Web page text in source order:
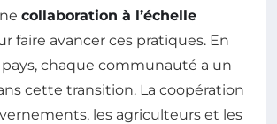
collaboration à l’échelle
faire avancer ces pratiques. En
chaque communauté a un
cette transition. La coopération
les agriculteurs et les